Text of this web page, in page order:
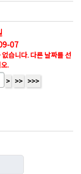
07
습니다. 다른 날짜를 선
.
> >> >>>